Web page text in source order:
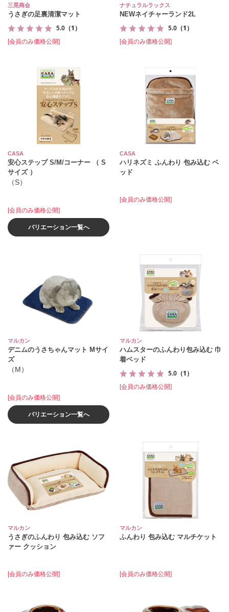
三晃商会
うさぎの足裏清潔マット
5.0 （1）
[会員のみ価格公開]
ナチュラルラックス
NEWネイチャーランド2L
5.0 （1）
[会員のみ価格公開]
CASA
安心ステップ S/M/コーナー （ S
サイズ ）
（S）
[会員のみ価格公開]
バリエーション一覧へ
CASA
ハリネズミ ふんわり 包み込む ベ
ッド
[会員のみ価格公開]
マルカン
デニムのうさちゃんマット Mサイ
ズ
（M）
[会員のみ価格公開]
バリエーション一覧へ
マルカン
ハムスターのふんわり包み込む 巾
着ベッド
5.0 （1）
[会員のみ価格公開]
マルカン
うさぎのふんわり 包み込む ソフ
ァー クッション
[会員のみ価格公開]
マルカン
ふんわり 包み込む マルチケット
[会員のみ価格公開]